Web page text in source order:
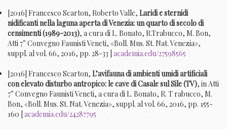
[2016] Francesco Scarton, Roberto Valle, Laridi e sternidi
nidificanti nella laguna aperta di Venezia: un quarto di secolo di
censimenti (1989-2013), a cura di L. Bonato, R.Trabucco, M. Bon,
Atti 7° Convegno Faunisti Veneti, «Boll. Mus. St. Nat. Venezia»,
suppl. al vol. 66, 2016, pp. 28-33 | academia.edu/27598565
[2016] Francesco Scarton, L’avifauna di ambienti umidi artificiali
con elevato disturbo antropico: le cave di Casale sul Sile (TV), in Atti
7° Convegno Faunisti Veneti, a cura di L. Bonato, R. T rabucco, M.
Bon, «Boll. Mus. St. Nat. Venezia», suppl. al vol. 66, 2016, pp. 155-
160 | academia.edu/24287795